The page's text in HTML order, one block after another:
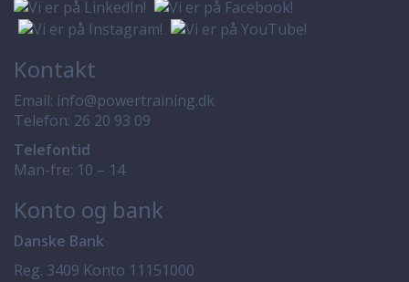
Kontakt
Email: info@powertraining.dk
Telefon: 26 20 93 09
Telefontid
Man-fre: 10 – 14
Konto og bank
Danske Bank
Reg. 3409 Konto 11151000